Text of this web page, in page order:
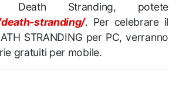
Stranding, potete
stranding/. Per celebrare il
STRANDING per PC, verranno
gratuiti per mobile.